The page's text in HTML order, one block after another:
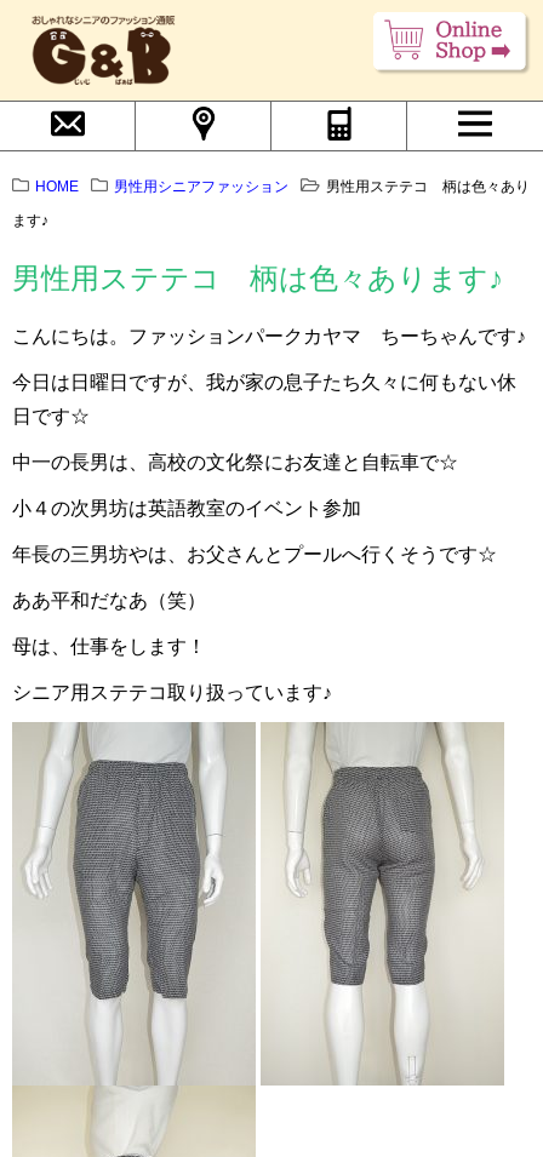
HOME 男性用シニアファッション
男性用ステテコ 柄は色々あり
ます♪
男性用ステテコ 柄は色々あります♪
こんにちは。ファッションパークカヤマ ちーちゃんです♪
今日は日曜日ですが、我が家の息子たち久々に何もない休
日です☆
中一の長男は、高校の文化祭にお友達と自転車で☆
小４の次男坊は英語教室のイベント参加
年長の三男坊やは、お父さんとプールへ行くそうです☆
ああ平和だなあ（笑）
母は、仕事をします！
シニア用ステテコ取り扱っています♪